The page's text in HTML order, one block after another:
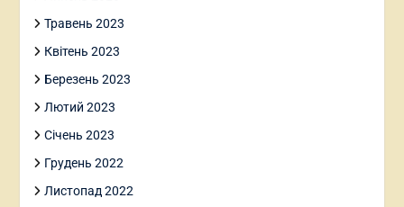
Травень 2023
Квітень 2023
Березень 2023
Лютий 2023
Січень 2023
Грудень 2022
Листопад 2022